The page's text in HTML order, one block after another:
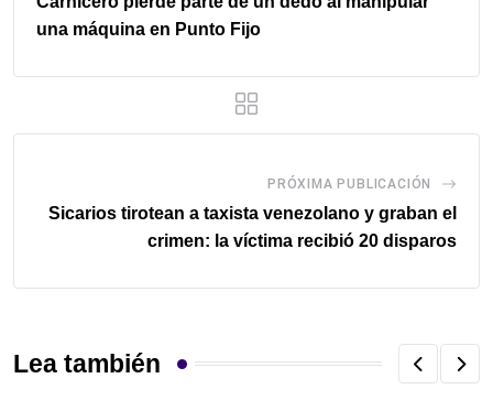
una máquina en Punto Fijo
PRÓXIMA PUBLICACIÓN
Sicarios tirotean a taxista venezolano y graban el
crimen: la víctima recibió 20 disparos
Lea también